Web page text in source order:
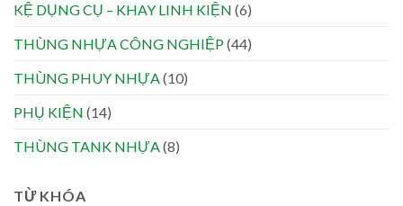
KỆ DỤNG CỤ – KHAY LINH KIỆN (6)
THÙNG NHỰA CÔNG NGHIỆP(44)
THÙNG PHUY NHỰA(10)
PHỤ KIỆN (14)
THÙNG TANK NHỰA(8)
TỪ KHÓA